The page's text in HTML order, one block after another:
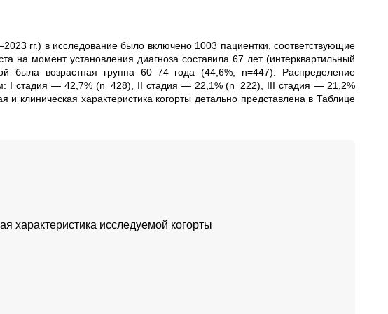
гг.) в исследование было включено 1003 пациентки, соответствующие
на момент установления диагноза составила 67 лет (интерквартильный
была возрастная группа 60–74 года (44,6%, n=447). Распределение
I стадия — 42,7% (n=428), II стадия — 22,1% (n=222), III стадия — 21,2%
клиническая характеристика когорты детально представлена в Таблице
характеристика исследуемой когорты